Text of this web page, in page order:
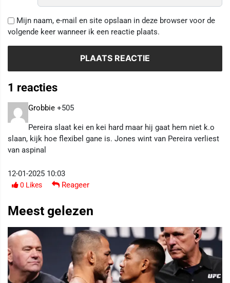
Mijn naam, e-mail en site opslaan in deze browser voor de
volgende keer wanneer ik een reactie plaats.
1 reacties
Grobbie +505
Pereira slaat kei en kei hard maar hij gaat hem niet k.o
slaan, kijk hoe flexibel gane is. Jones wint van Pereira verliest
van aspinal
12-01-2025 10:03
0 Likes Reageer
Meest gelezen